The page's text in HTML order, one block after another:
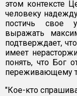
этом контексте
человеку
постичь свое
выражать
подтверждает,
имеет
понять, что Бог
переживающему
"Кое-кто